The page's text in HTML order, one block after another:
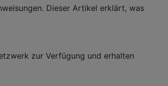
Dieser Artikel erklärt, was
zur Verfügung und erhalten